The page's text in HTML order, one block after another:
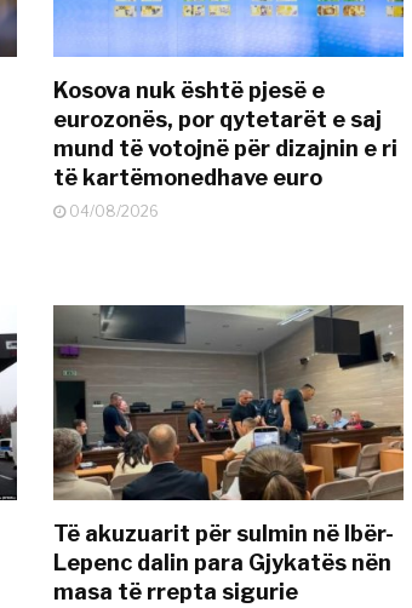
Kosova nuk është pjesë e
eurozonës, por qytetarët e saj
mund të votojnë për dizajnin e ri
të kartëmonedhave euro
04/08/2026
Të akuzuarit për sulmin në Ibër-
Lepenc dalin para Gjykatës nën
masa të rrepta sigurie